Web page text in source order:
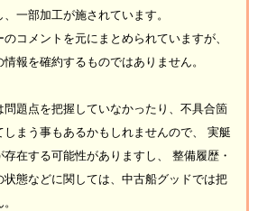
一部加工が施されています。
コメントを元にまとめられていますが、
報を確約するものではありません。
問題点を把握していなかったり、不具合箇
しまう事もあるかもしれませんので、 実艇
在する可能性がありますし、 整備履歴・
状態などに関しては、中古船グッドでは把